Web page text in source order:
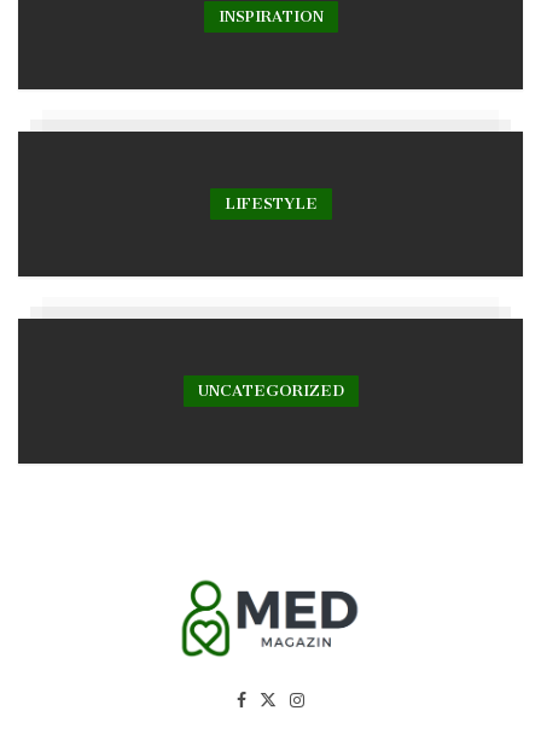
INSPIRATION
LIFESTYLE
UNCATEGORIZED